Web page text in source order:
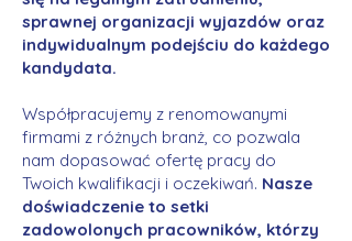
sprawnej organizacji wyjazdów oraz
indywidualnym podejściu do każdego
kandydata.
Współpracujemy z renomowanymi
firmami z różnych branż, co pozwala
nam dopasować ofertę pracy do
Twoich kwalifikacji i oczekiwań. Nasze
doświadczenie to setki
zadowolonych pracowników, którzy